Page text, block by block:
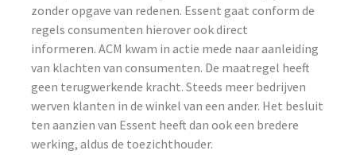
zonder opgave van redenen. Essent gaat conform de
regels consumenten hierover ook direct
informeren. ACM kwam in actie mede naar aanleiding
van klachten van consumenten. De maatregel heeft
geen terugwerkende kracht. Steeds meer bedrijven
werven klanten in de winkel van een ander. Het besluit
ten aanzien van Essent heeft dan ook een bredere
werking, aldus de toezichthouder.